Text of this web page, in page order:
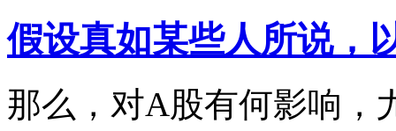
假设真如某些人所说，
那么，对A股有何影响，